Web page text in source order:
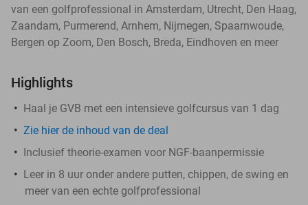
van een golfprofessional in Amsterdam, Utrecht, Den Haag,
Zaandam, Purmerend, Arnhem, Nijmegen, Spaarnwoude,
Bergen op Zoom, Den Bosch, Breda, Eindhoven en meer
Highlights
Haal je GVB met een intensieve golfcursus van 1 dag
Zie hier de inhoud van de deal
Inclusief theorie-examen voor NGF-baanpermissie
Leer in 8 uur onder andere putten, chippen, de swing en
meer van een echte golfprofessional